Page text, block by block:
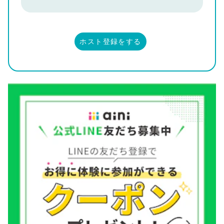
ホスト登録をする